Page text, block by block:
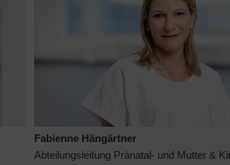
Fabienne Hängärtner
Abteilungsleitung Pränatal- und Mutter &